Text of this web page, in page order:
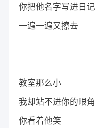
你把他名字写进日记
一遍一遍又擦去
教室那么小
我却站不进你的眼角
你看着他笑